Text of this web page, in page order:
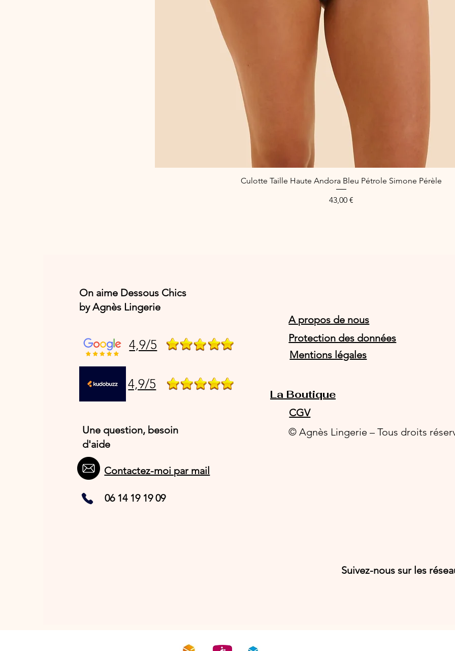
Quick View
Culotte Taille Haute Andora Bleu Pétrole Simone Pérèle
Price
43,00 €
On aime Dessous Chics
by Agnès Lingerie
4,9/5
4,9/5
Une question, besoin
d'aide
Contactez-moi par mail
06 14 19 19 09
A propos de nous
Protection des données
Mentions légales
CGV
© Agnès Lingerie – Tous droits
Suivez-nous sur les
La Boutique